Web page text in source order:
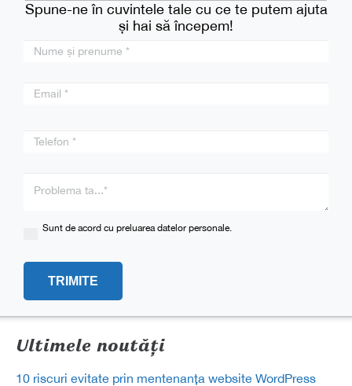
Spune-ne în cuvintele tale cu ce te putem ajuta
și hai să începem!
this
Sunt de acord cu preluarea datelor personale.
Ultimele noutăți
10 riscuri evitate prin mentenanța website WordPress